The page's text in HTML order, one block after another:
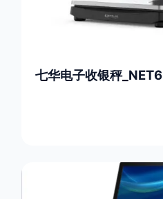
七华电子收银秤_NET6